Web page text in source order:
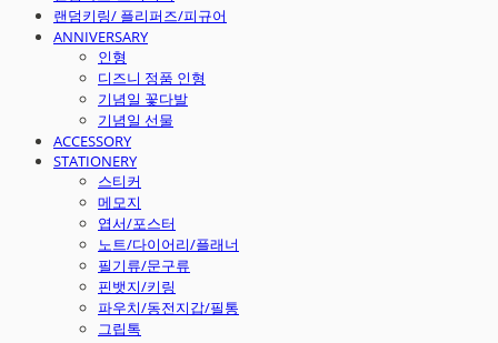
랜덤키링/ 플리퍼즈/피규어
ANNIVERSARY
인형
디즈니 정품 인형
기념일 꽃다발
기념일 선물
ACCESSORY
STATIONERY
스티커
메모지
엽서/포스터
노트/다이어리/플래너
필기류/문구류
핀뱃지/키링
파우치/동전지갑/필통
그립톡